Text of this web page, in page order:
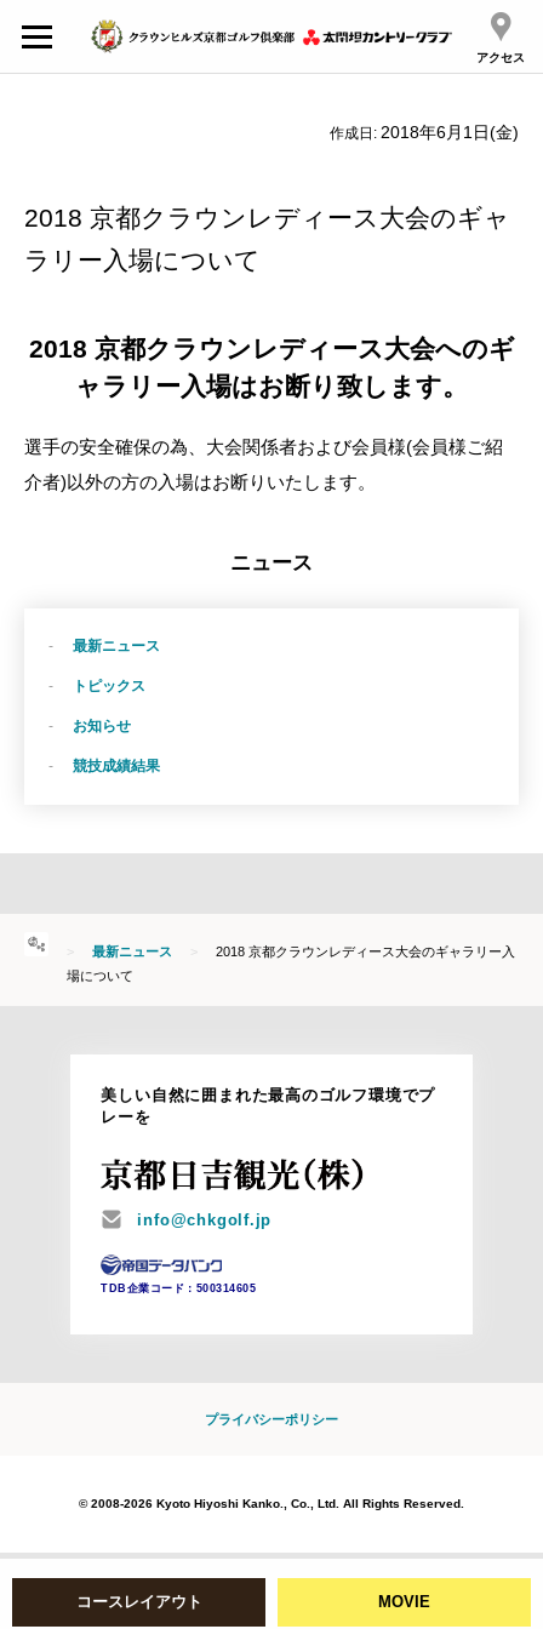
アクセス
コースレイアウト MOVIE
作成日: 2018年6月1日(金)
2018 京都クラウンレディース大会のギャ
ラリー入場について
2018 京都クラウンレディース大会へのギ
ャラリー入場はお断り致します。
選手の安全確保の為、大会関係者および会員様(会員様ご紹
介者)以外の方の入場はお断りいたします。
ニュース
最新ニュース
トピックス
お知らせ
競技成績結果
最新ニュース
2018 京都クラウンレディース大会のギャラリー入
場について
美しい自然に囲まれた最高のゴルフ環境でプ
レーを
MAIL
info@chkgolf.jp
TDB企業コード： 500314605
プライバシーポリシー
© 2008-2026 Kyoto Hiyoshi Kanko., Co., Ltd. All Rights Reserved.